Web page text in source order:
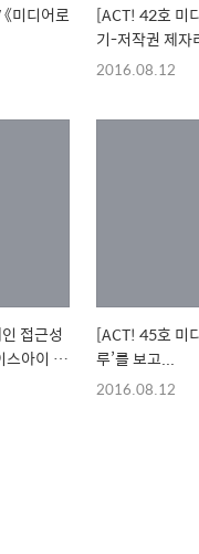
미디어로
[ACT! 42호 미
기-저작권 제자
준식 감독과의 인
2016.08.12
접근성
[ACT! 45호 미
루’를 보고...
2016.08.12